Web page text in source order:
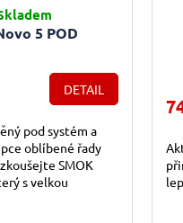
5 POD
produktu je 5,0 z 5
DETAIL
pod systém a
oblíbené řady
SMOK
s velkou